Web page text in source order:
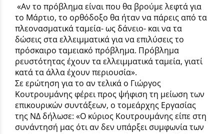
«Αν το πρόβλημα είναι που θα βρούμε λεφτά για
το Μάρτιο, το ορθόδοξο θα ήταν να πάρεις από τα
πλεονασματικά ταμεία- ως δάνειο- και να τα
δώσεις στα ελλειμματικά για να επιλύσεις το
πρόσκαιρο ταμειακό πρόβλημα. Πρόβλημα
ρευστότητας έχουν τα ελλειμματικά ταμεία, γιατί
κατά τα άλλα έχουν περιουσία».
Σε ερώτηση για το αν τελικά ο Γιώργος
Κουτρουμάνης φέρει προς ψήφιση τη μείωση των
επικουρικών συντάξεων, ο τομεάρχης Εργασίας
της ΝΔ δήλωσε: «Ο κύριος Κουτρουμάνης είπε στη
συνάντησή μας ότι αν δεν υπάρξει συμφωνία των